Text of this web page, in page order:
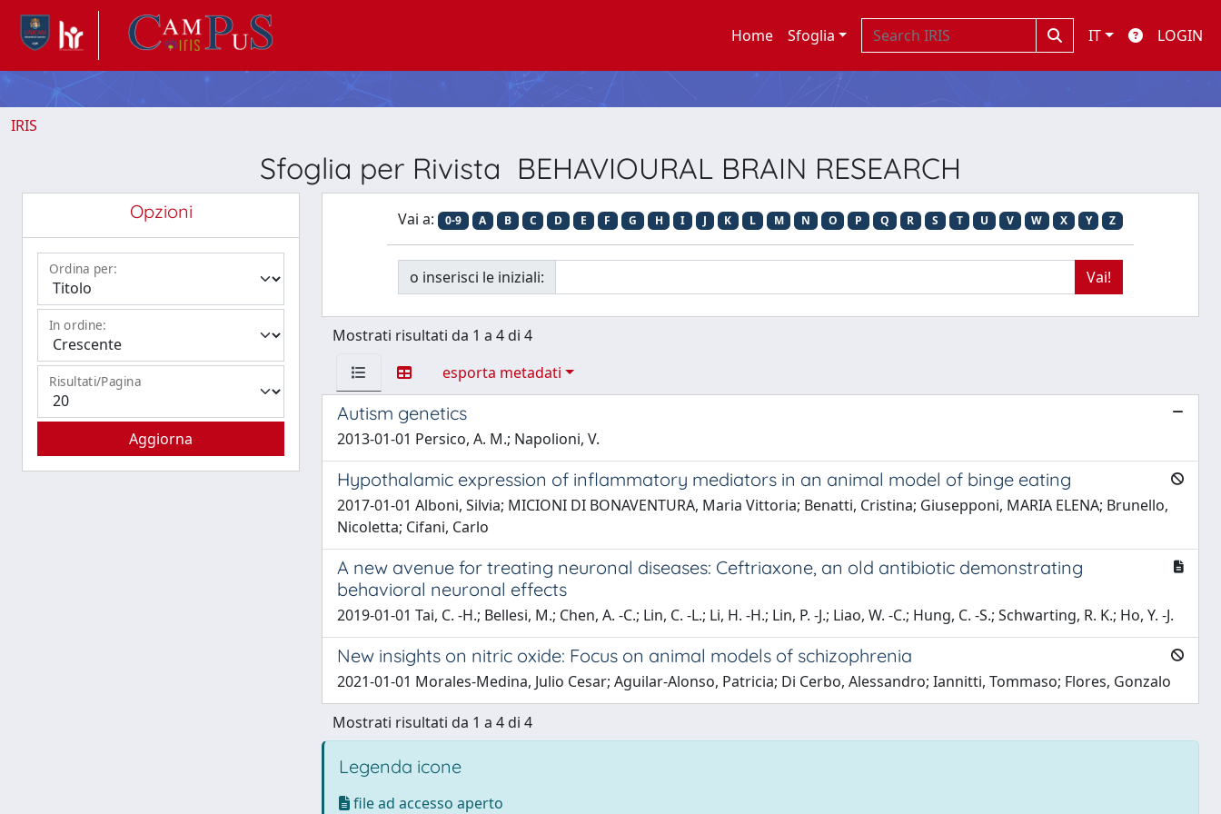
Home Sfoglia IT LOGIN
IRIS
Sfoglia per Rivista BEHAVIOURAL BRAIN RESEARCH
Opzioni
Ordina per:
In ordine:
Risultati/Pagina
Vai a: 0-9 A B C D E F G H I J K L M N O P Q R S T U V W X Y Z
o inserisci le iniziali:
Mostrati risultati da 1 a 4 di 4
esporta metadati
Autism genetics
2013-01-01 Persico, A. M.; Napolioni, V.
Hypothalamic expression of inflammatory mediators in an animal model of binge eating
2017-01-01 Alboni, Silvia; MICIONI DI BONAVENTURA, Maria Vittoria; Benatti, Cristina; Giusepponi, MARIA ELENA; Brunello,
Nicoletta; Cifani, Carlo
A new avenue for treating neuronal diseases: Ceftriaxone, an old antibiotic demonstrating
behavioral neuronal effects
2019-01-01 Tai, C. -H.; Bellesi, M.; Chen, A. -C.; Lin, C. -L.; Li, H. -H.; Lin, P. -J.; Liao, W. -C.; Hung, C. -S.; Schwarting, R. K.; Ho, Y. -J.
New insights on nitric oxide: Focus on animal models of schizophrenia
2021-01-01 Morales-Medina, Julio Cesar; Aguilar-Alonso, Patricia; Di Cerbo, Alessandro; Iannitti, Tommaso; Flores, Gonzalo
Mostrati risultati da 1 a 4 di 4
Legenda icone
file ad accesso aperto